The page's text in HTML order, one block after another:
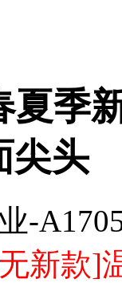
夏季
尖头
-
新款]